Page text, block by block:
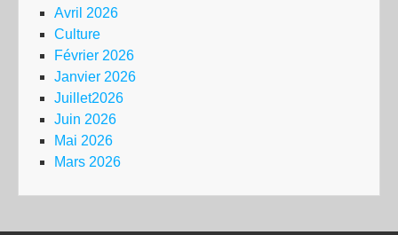
Avril 2026
Culture
Février 2026
Janvier 2026
Juillet2026
Juin 2026
Mai 2026
Mars 2026